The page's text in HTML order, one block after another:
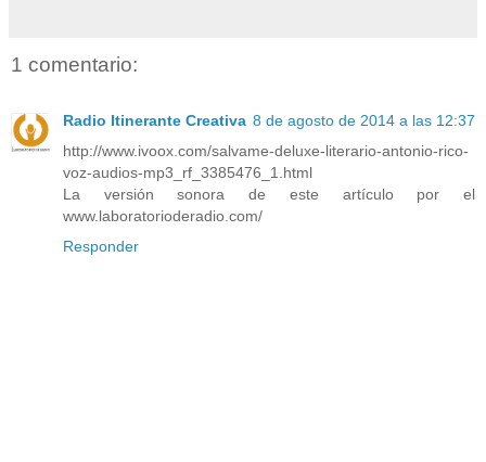
1 comentario:
Radio Itinerante Creativa 8 de agosto de 2014 a las 12:37
http://www.ivoox.com/salvame-deluxe-literario-antonio-rico-
voz-audios-mp3_rf_3385476_1.html
La versión sonora de este artículo por el
www.laboratorioderadio.com/
Responder